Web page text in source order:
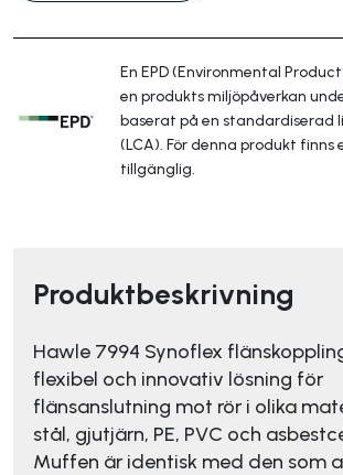
En EPD (Environmental
en produkts miljöpåverkan
baserat på en standardiserad
(LCA). För denna produkt finns
tillgänglig.
Produktbeskrivning
Hawle 7994 Synoflex
flexibel och innovativ lösning för
flänsanslutning mot rör i olika
stål, gjutjärn, PE, PVC och
Muffen är identisk med den som